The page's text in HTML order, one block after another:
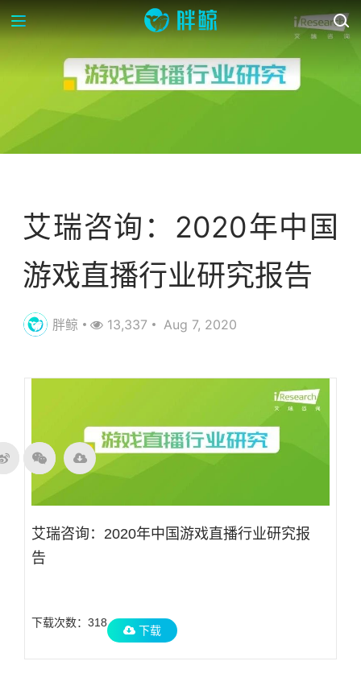
艾瑞咨询：2020年中国
游戏直播行业研究报告
胖鲸 13,337 Aug 7, 2020
艾瑞咨询：2020年中国游戏直播行业研究报
告
下载次数：318
下载